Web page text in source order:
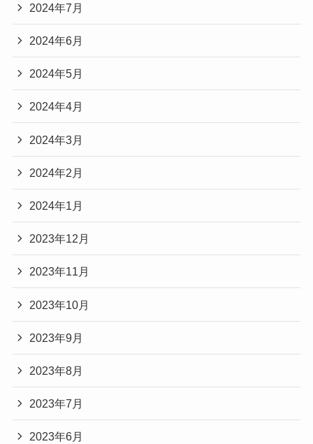
2024年7月
2024年6月
2024年5月
2024年4月
2024年3月
2024年2月
2024年1月
2023年12月
2023年11月
2023年10月
2023年9月
2023年8月
2023年7月
2023年6月